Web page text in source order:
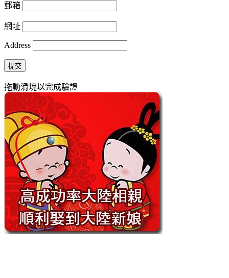
郵箱
網址
Address
提交
拖動滑塊以完成驗證